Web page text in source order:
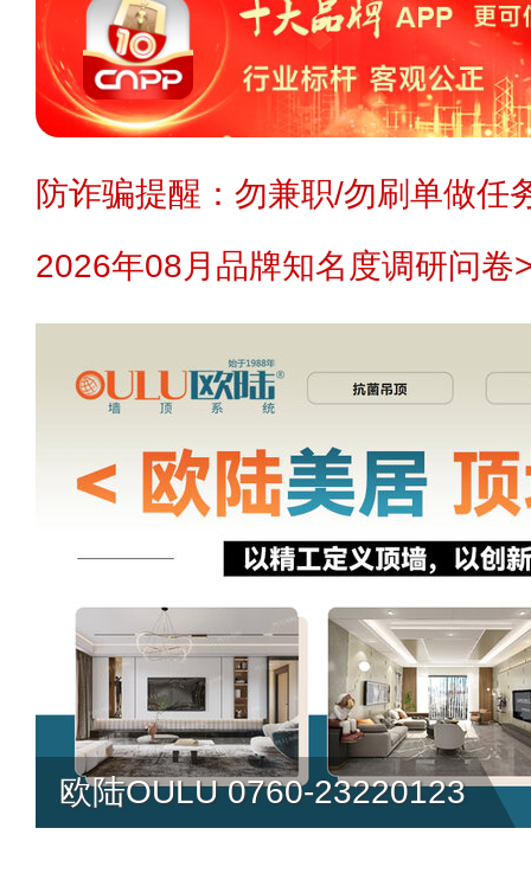
防诈骗提醒：勿兼职/勿刷单做任
2026年08月品牌知名度调研问卷
欧陆OULU 0760-23220123